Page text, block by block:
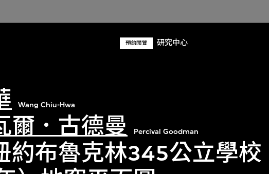
預約閱覽 研究中心
Wang Chiu-Hwa
爾．古德曼 Percival Goodman
約布魯克林345公立學